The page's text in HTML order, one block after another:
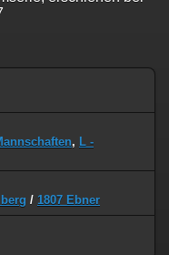
, L -
/ 1807 Ebner